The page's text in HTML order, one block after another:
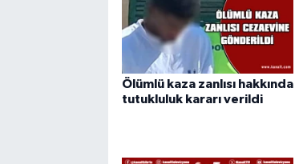
Ölümlü kaza zanlısı hakkında
tutukluluk kararı verildi